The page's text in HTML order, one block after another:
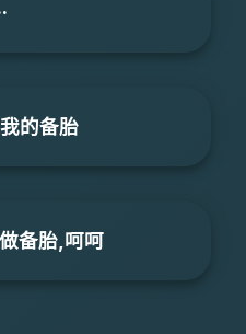
的备胎
备胎,呵呵